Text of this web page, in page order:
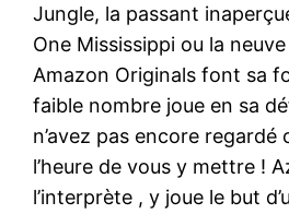
Jungle, la passant
One Mississippi ou la
Amazon Originals font sa
faible nombre joue en sa
n’avez pas encore regardé
l’heure de vous y mettre !
l’interprète , y joue le but